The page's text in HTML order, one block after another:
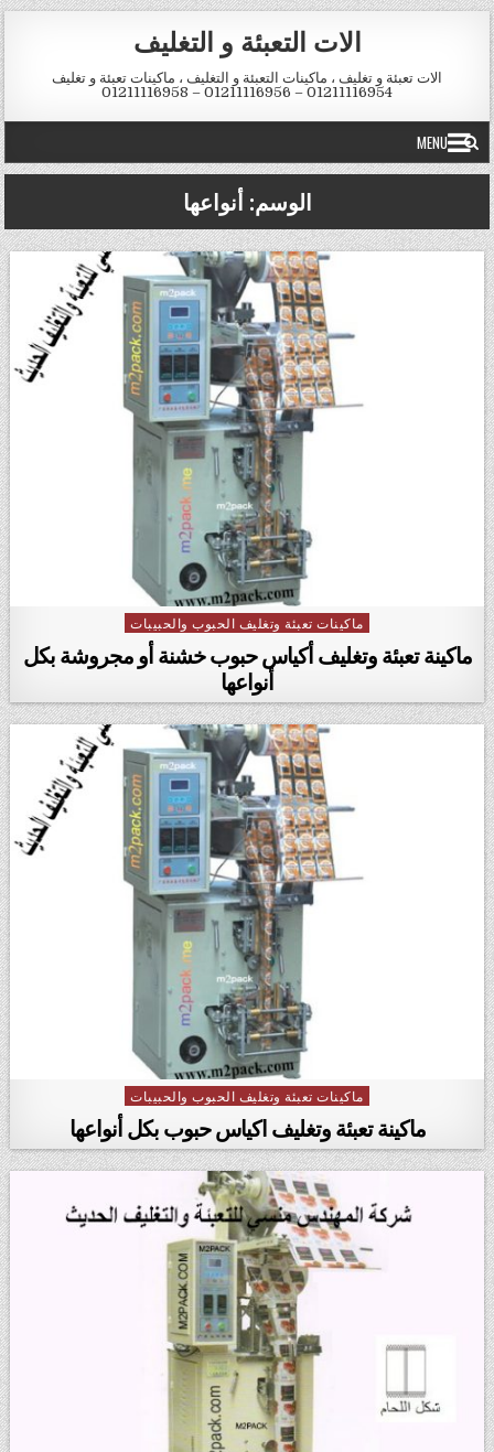
Skip to content
الات التعبئة و التغليف
الات تعبئة و تغليف ، ماكينات التعبئة و التغليف ، ماكينات تعبئة و تغليف
01211116954 – 01211116956 – 01211116958
MENU
الوسم:أنواعها
Posted in
ماكينات تعبئة وتغليف الحبوب والحبيبات
ماكينة تعبئة وتغليف أكياس حبوب خشنة أو مجروشة بكل
أنواعها
Posted in
ماكينات تعبئة وتغليف الحبوب والحبيبات
ماكينة تعبئة وتغليف اكياس حبوب بكل أنواعها